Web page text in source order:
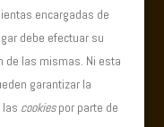
encargadas de
debe efectuar su
de las mismas. Ni esta
garantizar la
las cookiespor parte de